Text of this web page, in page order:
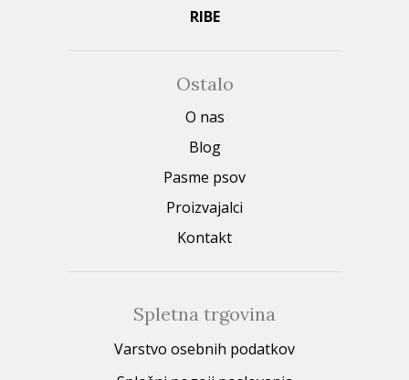
RIBE
Ostalo
O nas
Blog
Pasme psov
Proizvajalci
Kontakt
Spletna trgovina
Varstvo osebnih podatkov